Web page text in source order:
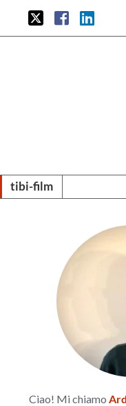
tibi-film
Ciao! Mi chiamo